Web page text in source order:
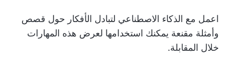
اعمل مع الذكاء الاصطناعي لتبادل الأفكار حول قصص
وأمثلة مقنعة يمكنك استخدامها لعرض هذه المهارات
خلال المقابلة.